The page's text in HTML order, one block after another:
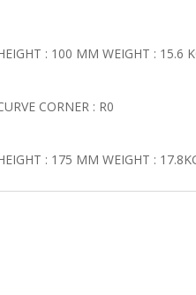
: 100 MM WEIGHT : 15.6
CORNER : R0
: 175 MM WEIGHT :